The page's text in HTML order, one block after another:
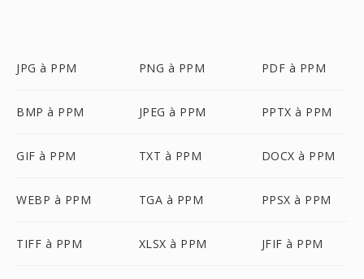
JPG à PPM PNG à PPM PDF à PPM
BMP à PPM JPEG à PPM PPTX à PPM
GIF à PPM TXT à PPM DOCX à PPM
WEBP à PPM TGA à PPM PPSX à PPM
TIFF à PPM XLSX à PPM JFIF à PPM